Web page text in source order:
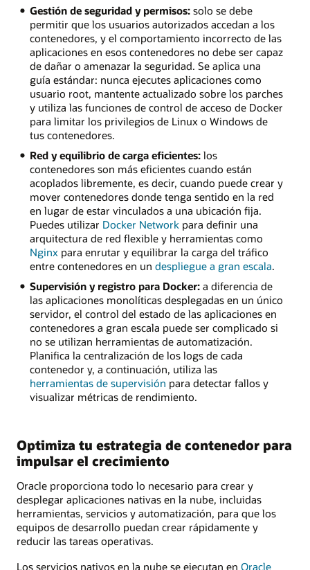
Gestión de seguridad y permisos:solo se debe
permitir que los usuarios autorizados accedan a los
contenedores, y el comportamiento incorrecto de las
aplicaciones en esos contenedores no debe ser capaz
de dañar o amenazar la seguridad. Se aplica una
guía estándar: nunca ejecutes aplicaciones como
usuario root, mantente actualizado sobre los parches
y utiliza las funciones de control de acceso de Docker
para limitar los privilegios de Linux o Windows de
tus contenedores.
Red y equilibrio de carga eficientes:los
contenedores son más eficientes cuando están
acoplados libremente, es decir, cuando puede crear y
mover contenedores donde tenga sentido en la red
en lugar de estar vinculados a una ubicación fija.
Puedes utilizar Docker Networkpara definir una
arquitectura de red flexible y herramientas como
Nginxpara enrutar y equilibrar la carga del tráfico
entre contenedores en un despliegue a gran escala.
Supervisión y registro para Docker:a diferencia de
las aplicaciones monolíticas desplegadas en un único
servidor, el control del estado de las aplicaciones en
contenedores a gran escala puede ser complicado si
no se utilizan herramientas de automatización.
Planifica la centralización de los logs de cada
contenedor y, a continuación, utiliza las
herramientas de supervisión para detectar fallos y
visualizar métricas de rendimiento.
Optimiza tu estrategia de contenedor para
impulsar el crecimiento
Oracle proporciona todo lo necesario para crear y
desplegar aplicaciones nativas en la nube, incluidas
herramientas, servicios y automatización, para que los
equipos de desarrollo puedan crear rápidamente y
reducir las tareas operativas.
Los servicios nativos en la nube se ejecutan en Oracle